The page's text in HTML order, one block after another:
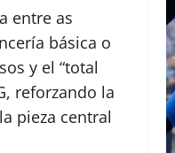
entre as
básica o
y el “total
reforzando la
pieza central